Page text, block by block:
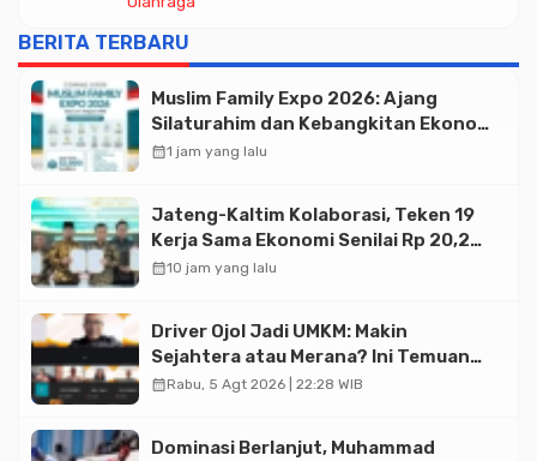
Taekwondo Indonesia Open 2026
BERITA TERBARU
Muslim Family Expo 2026: Ajang
Silaturahim dan Kebangkitan Ekonomi
Halal di Jakarta
calendar_month1 jam yang lalu
Jateng-Kaltim Kolaborasi, Teken 19
Kerja Sama Ekonomi Senilai Rp 20,2
Triliun
calendar_month10 jam yang lalu
Driver Ojol Jadi UMKM: Makin
Sejahtera atau Merana? Ini Temuan
Diskusi Paramadina
calendar_monthRabu, 5 Agt 2026 | 22:28 WIB
Dominasi Berlanjut, Muhammad